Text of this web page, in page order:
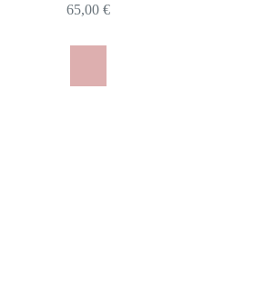
65,00 €